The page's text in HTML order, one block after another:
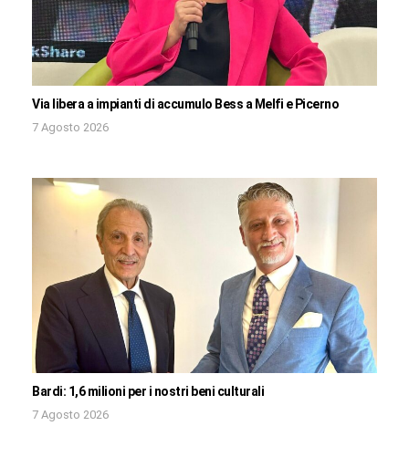
Via libera a impianti di accumulo Bess a Melfi e Picerno
7 Agosto 2026
Bardi: 1,6 milioni per i nostri beni culturali
7 Agosto 2026